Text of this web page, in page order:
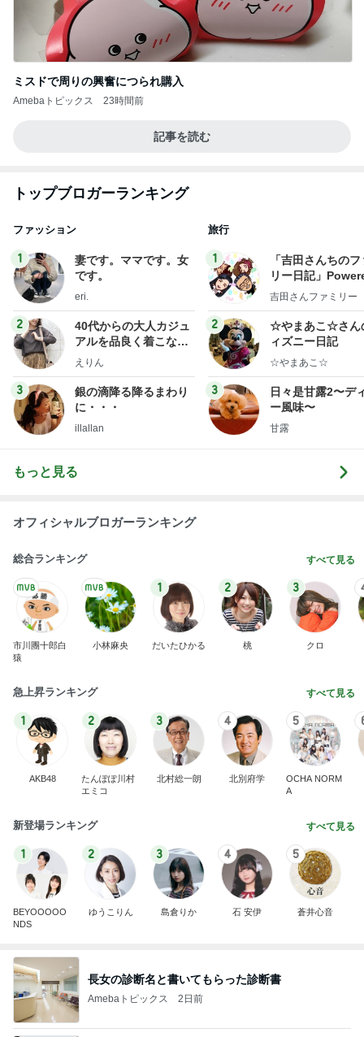
ミスドで周りの興奮につられ購入
Amebaトピックス 23時間前
記事を読む
トップブロガーランキング
ファッション
1
妻です。ママです。女
です。
eri.
2
40代からの大人カジュ
アルを品良く着こなす
ファッションブログ
えりん
3
銀の滴降る降るまわり
に・・・
illallan
旅行
1
「吉田さんちの
リー日記」
y Ameba 吉田さ
ミリーオフィシャ
ログ
吉田さんファミリー
2
☆やまあこ☆さん
ィズニー日記
☆やまあこ☆
3
日々是甘露2〜デ
ー風味〜
甘露
もっと見る
オフィシャルブロガーランキング
総合ランキング すべて見る
市川團十郎白
猿
小林麻央
1
だいたひかる
2
桃
3
クロ
急上昇ランキング すべて見る
1
AKB48
2
たんぽぽ川村
エミコ
3
北村総一朗
4
北別府学
5
OCHA NORM
A
新登場ランキング すべて見る
1
BEYOOOOO
NDS
2
ゆうこりん
3
島倉りか
4
石 安伊
5
蒼井心音
長女の診断名と書いてもらった診断書
Amebaトピックス 2日前